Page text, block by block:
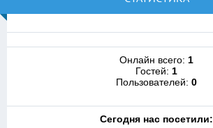
Онлайн всего: 1
Гостей: 1
Пользователей: 0
Cегодня нас посетили: